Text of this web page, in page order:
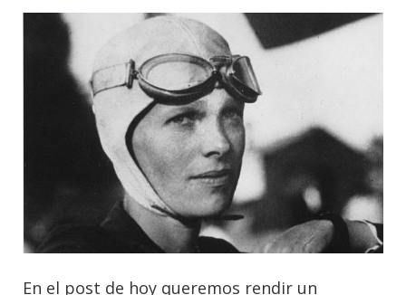
En el post de hoy queremos rendir un